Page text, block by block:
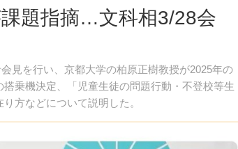
題指摘…文科相3/28会
見を行い、京都大学の柏原正樹教授が2025年の
乗機決定、「児童生徒の問題行動・不登校等生
方などについて説明した。